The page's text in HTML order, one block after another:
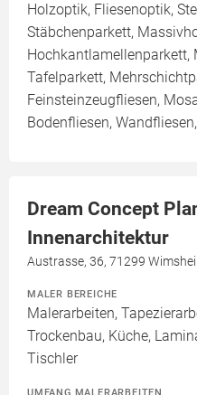
Holzoptik, Fliesenoptik,
Stäbchenparkett,
Hochkantlamellenparkett,
Tafelparkett,
Feinsteinzeugfliesen,
Bodenfliesen,
Dream Concept
Innenarchitektur
Austrasse, 36, 71299
MALER BEREICHE
Malerarbeiten,
Trockenbau, Küche,
Tischler
UMFANG MALERARBEITEN